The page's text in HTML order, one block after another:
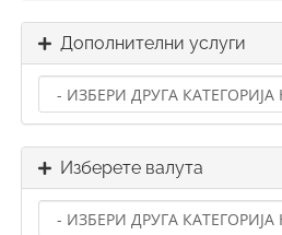
Дополнителни услуги
Изберете валута